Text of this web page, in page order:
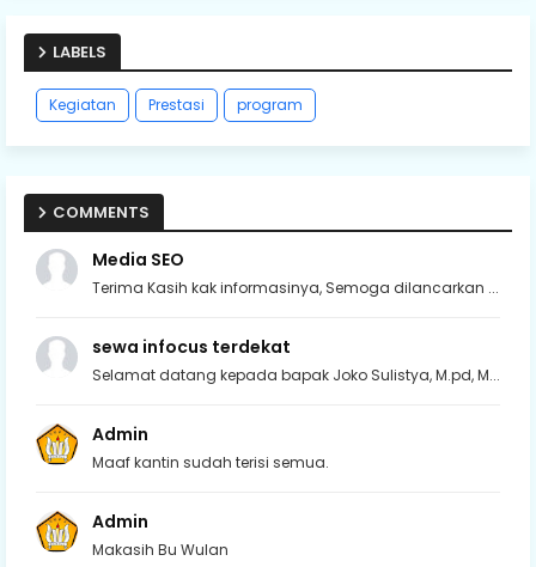
LABELS
Kegiatan Prestasi program
COMMENTS
Media SEO
Terima Kasih kak informasinya, Semoga dilancarkan ...
sewa infocus terdekat
Selamat datang kepada bapak Joko Sulistya, M.pd, M...
Admin
Maaf kantin sudah terisi semua.
Admin
Makasih Bu Wulan